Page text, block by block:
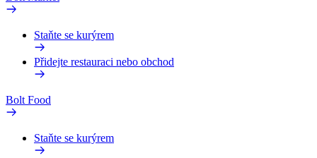
Staňte se kurýrem
Přidejte restauraci nebo obchod
Bolt Food
Staňte se kurýrem